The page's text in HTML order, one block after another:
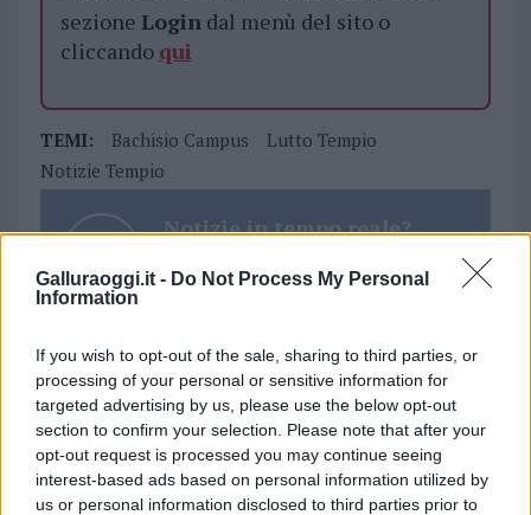
Galluraoggi.it - Do Not Process My Personal
Information
If you wish to opt-out of the sale, sharing to third parties, or
processing of your personal or sensitive information for
targeted advertising by us, please use the below opt-out
section to confirm your selection. Please note that after your
opt-out request is processed you may continue seeing
interest-based ads based on personal information utilized by
us or personal information disclosed to third parties prior to
sezione Logindal menù del sito o
cliccando qui
TEMI: Bachisio Campus
Lutto Tempio
Notizie Tempio
Notizie in tempo reale?
GalluraOggi.it
Inviaci le tue segnalazioni,
i tuoi video e le tue foto
Su WhatsApp al numero +39
345 356 7512